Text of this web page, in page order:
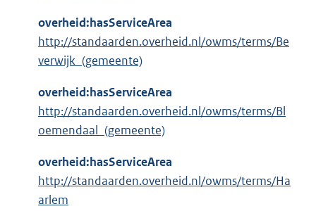
overheid:hasServiceArea
http://standaarden.overheid.nl/owms/terms/Be
verwijk_(gemeente)
overheid:hasServiceArea
http://standaarden.overheid.nl/owms/terms/Bl
oemendaal_(gemeente)
overheid:hasServiceArea
http://standaarden.overheid.nl/owms/terms/Ha
arlem